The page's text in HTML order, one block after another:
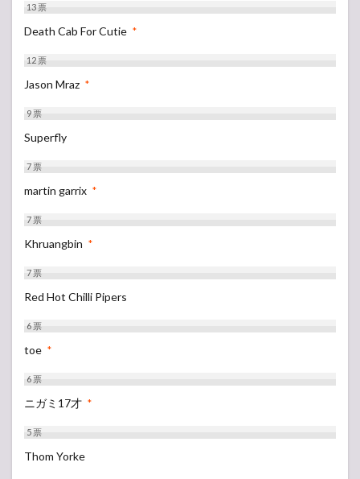
13票
Death Cab For Cutie *
12票
Jason Mraz *
9票
Superfly
7票
martin garrix *
7票
Khruangbin *
7票
Red Hot Chilli Pipers
6票
toe *
6票
ニガミ17才 *
5票
Thom Yorke